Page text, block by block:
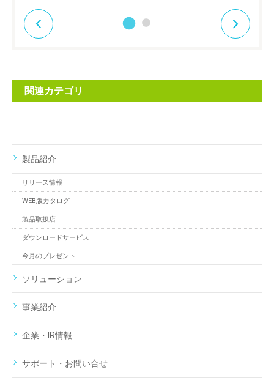
関連カテゴリ
製品紹介
リリース情報
WEB版カタログ
製品取扱店
ダウンロードサービス
今月のプレゼント
ソリューション
事業紹介
企業・IR情報
サポート・お問い合せ